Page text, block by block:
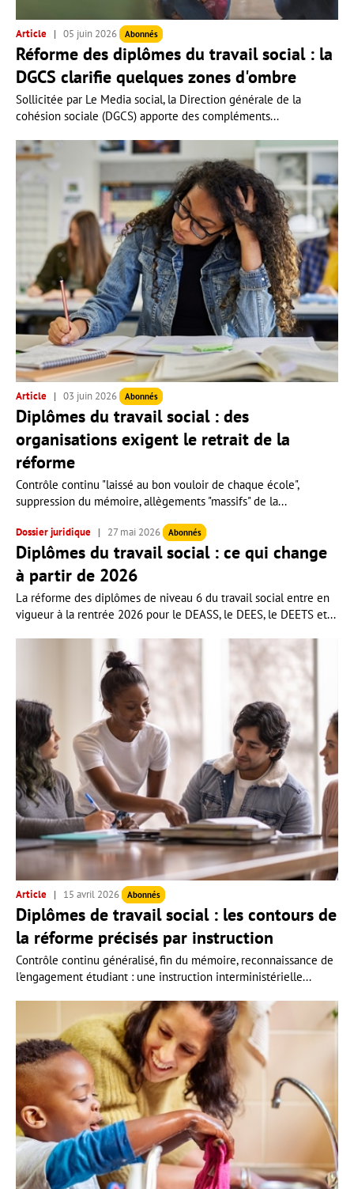
Article 05 juin 2026 Abonnés
Réforme des diplômes du travail social : la
DGCS clarifie quelques zones d'ombre
Sollicitée par Le Media social, la Direction générale de la
cohésion sociale (DGCS) apporte des compléments...
Article 03 juin 2026 Abonnés
Diplômes du travail social : des
organisations exigent le retrait de la
réforme
Contrôle continu "laissé au bon vouloir de chaque école",
suppression du mémoire, allègements "massifs" de la...
Dossier juridique 27 mai 2026 Abonnés
Diplômes du travail social : ce qui change
à partir de 2026
La réforme des diplômes de niveau 6 du travail social entre en
vigueur à la rentrée 2026 pour le DEASS, le DEES, le DEETS et...
Article 15 avril 2026 Abonnés
Diplômes de travail social : les contours de
la réforme précisés par instruction
Contrôle continu généralisé, fin du mémoire, reconnaissance de
l'engagement étudiant : une instruction interministérielle...